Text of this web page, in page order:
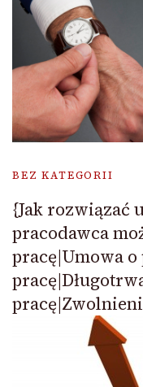
BEZ KATEGORII
{Jak rozwiązać
pracodawca
pracę|Umowa o